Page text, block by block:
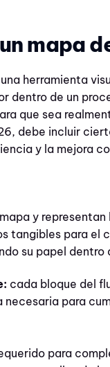
mapa
herramienta
dentro de un
que sea
debe incluir
y la mejora
y
tangibles para el
su papel dentro
cada bloque del
para
para